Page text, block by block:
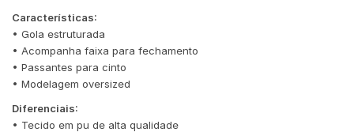
Características:
• Gola estruturada
• Acompanha faixa para fechamento
• Passantes para cinto
• Modelagem oversized
Diferenciais:
• Tecido em pu de alta qualidade